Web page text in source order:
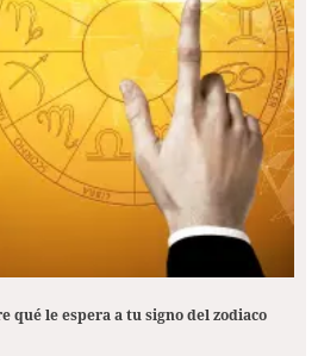
qué le espera a tu signo del zodiaco